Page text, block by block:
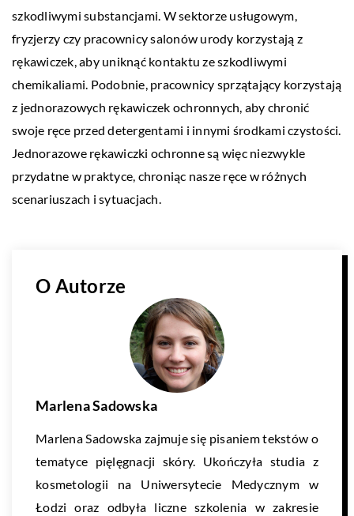
szkodliwymi substancjami. W sektorze usługowym,
fryzjerzy czy pracownicy salonów urody korzystają z
rękawiczek, aby uniknąć kontaktu ze szkodliwymi
chemikaliami. Podobnie, pracownicy sprzątający korzystają
z jednorazowych rękawiczek ochronnych, aby chronić
swoje ręce przed detergentami i innymi środkami czystości.
Jednorazowe rękawiczki ochronne są więc niezwykle
przydatne w praktyce, chroniąc nasze ręce w różnych
scenariuszach i sytuacjach.
O Autorze
Marlena Sadowska
Marlena Sadowska zajmuje się pisaniem tekstów o
tematyce pięlęgnacji skóry. Ukończyła studia z
kosmetologii na Uniwersytecie Medycznym w
Łodzi oraz odbyła liczne szkolenia w zakresie